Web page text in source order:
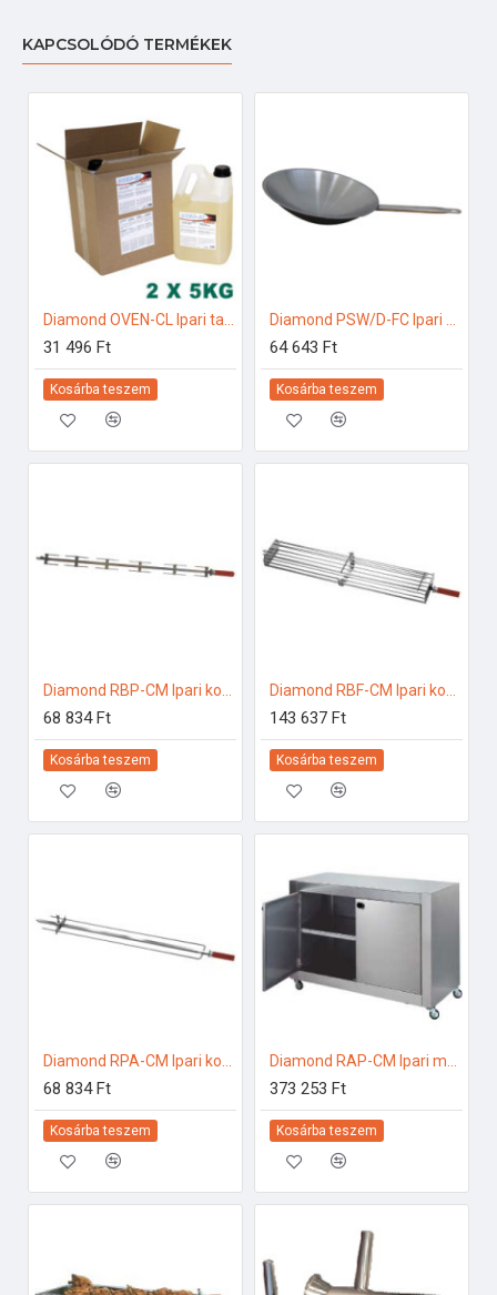
KAPCSOLÓDÓ TERMÉKEK
31 496 Ft
Kosárba teszem
64 643 Ft
Kosárba teszem
68 834 Ft
Kosárba teszem
143 637 Ft
Kosárba teszem
68 834 Ft
Kosárba teszem
373 253 Ft
Kosárba teszem